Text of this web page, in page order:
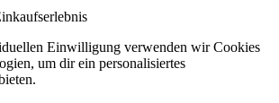
Einwilligung verwenden wir Cookies
um dir ein personalisiertes